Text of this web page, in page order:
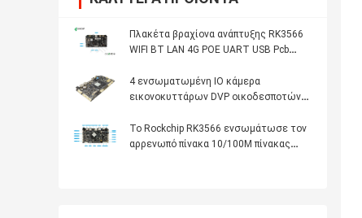
Πλακέτα βραχίονα ανάπτυξης RK3566
WIFI BT LAN 4G POE UART USB Pcb
4 ενσωματωμένη IO κάμερα
εικονοκυττάρων DVP οικοδεσποτών
LVDS USB ΒΡΑΧΙΌΝΩΝ
Το Rockchip RK3566 ενσωμάτωσε τον
αρρενωπό πίνακα 10/100M πίνακας